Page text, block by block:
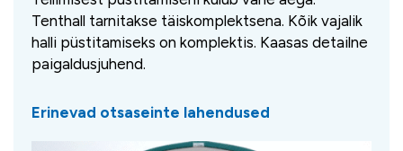
Tenthall tarnitakse täiskomplektsena. Kõik vajalik
halli püstitamiseks on komplektis. Kaasas detailne
paigaldusjuhend.
Erinevad otsaseinte lahendused